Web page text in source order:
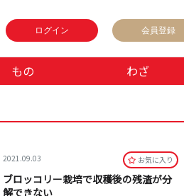
ログイン 会員登録
もの わざ
2021.09.03 お気に⼊り
ブロッコリー栽培で収穫後の残渣が分
解できない